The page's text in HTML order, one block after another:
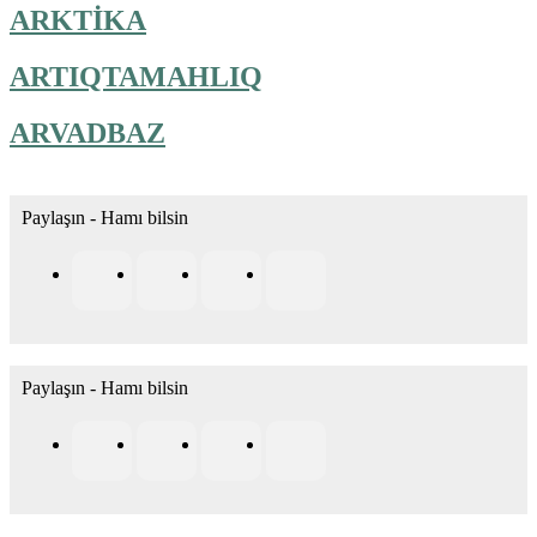
ARKTİKA
ARTIQTAMAHLIQ
ARVADBAZ
Paylaşın - Hamı bilsin
Paylaşın - Hamı bilsin